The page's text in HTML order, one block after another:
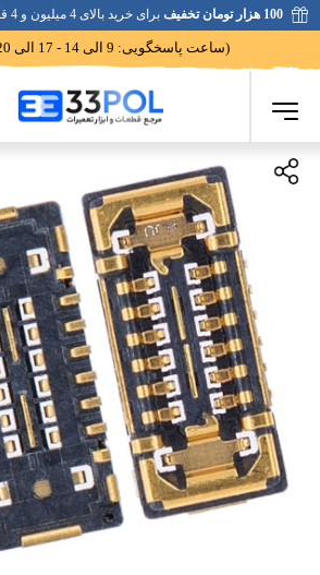
100 هزار تومان تخفیف برای خرید بالای 4 میلیون و 4 قلم کالا!
(ساعت پاسخگویی: 9 الی 14 - 17 الی 20)